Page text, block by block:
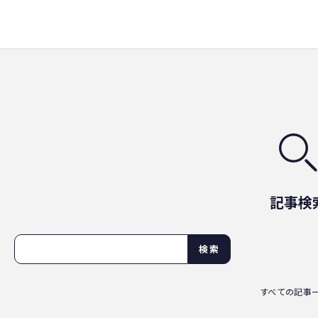
記事検
検索
すべての記事